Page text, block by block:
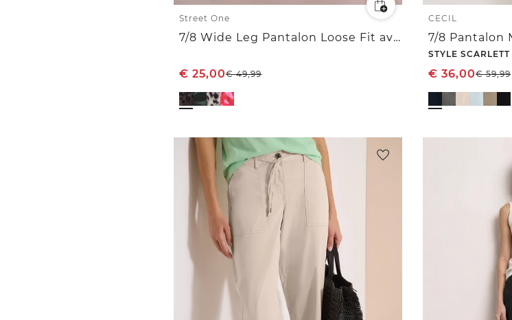
Street One
7/8 Wide Leg Pantalon Loose Fit avec imprimé
€ 25,00€49,99
CECIL
STYLE SCARLETT
€ 36,00€59,99